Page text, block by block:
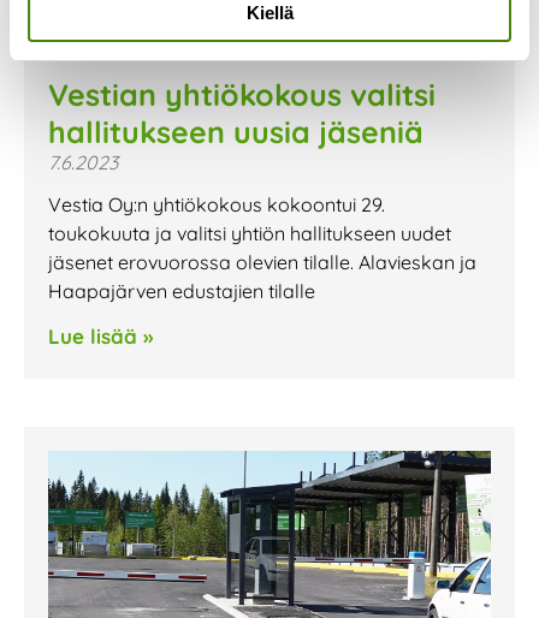
Kiellä
Vestian yhtiökokous valitsi
hallitukseen uusia jäseniä
7.6.2023
Vestia Oy:n yhtiökokous kokoontui 29.
toukokuuta ja valitsi yhtiön hallitukseen uudet
jäsenet erovuorossa olevien tilalle. Alavieskan ja
Haapajärven edustajien tilalle
Lue lisää »